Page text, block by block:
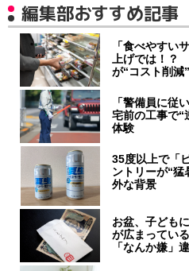
編集部おすすめ記事
「食べやすい
上げでは！
が“コスト削減
「警備員に従
宅前の工事で“
体験
35度以上で「
ントリーが“猛
外な背景
お盆、子ども
が広まってい
「なんか嫌」